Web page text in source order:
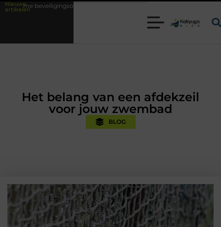
Nieuwe
artikelen met kennis uit de praktijk
Het belang van een afdekzeil
voor jouw zwembad
BLOG